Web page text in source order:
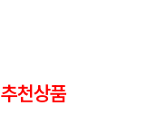
추천상품